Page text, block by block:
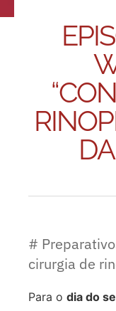
#
cirurgia de
Para o dia do